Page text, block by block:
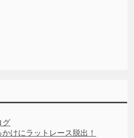
グ
けにラットレース脱出！